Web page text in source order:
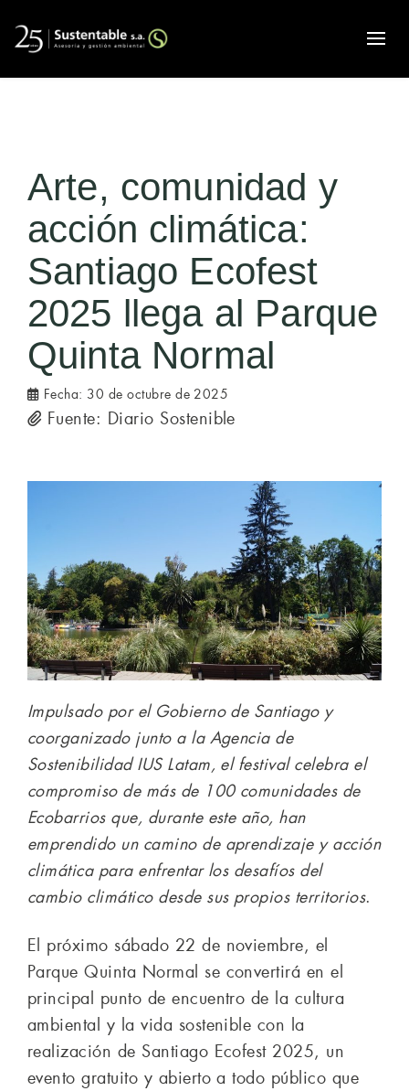
Arte, comunidad y
acción climática:
Santiago Ecofest
2025 llega al Parque
Quinta Normal
Fecha: 30 de octubre de 2025
Fuente: Diario Sostenible
Impulsado por el Gobierno de Santiago y
coorganizado junto a la Agencia de
Sostenibilidad IUS Latam, el festival celebra el
compromiso de más de 100 comunidades de
Ecobarrios que, durante este año, han
emprendido un camino de aprendizaje y acción
climática para enfrentar los desafíos del
cambio climático desde sus propios territorios.
El próximo sábado 22 de noviembre, el
Parque Quinta Normal se convertirá en el
principal punto de encuentro de la cultura
ambiental y la vida sostenible con la
realización de Santiago Ecofest 2025, un
evento gratuito y abierto a todo público que